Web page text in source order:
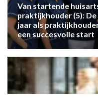
Van startende
praktijkhouder (5):
jaar als
een succesvolle start